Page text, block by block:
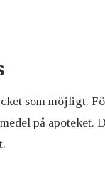
som möjligt.
på apoteket.